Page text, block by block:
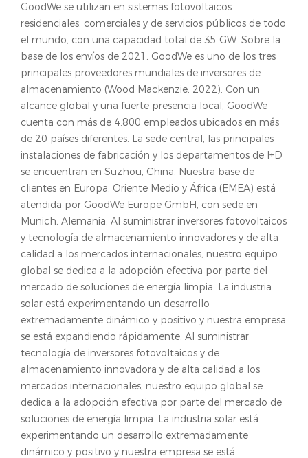
GoodWe se utilizan en sistemas fotovoltaicos
residenciales, comerciales y de servicios públicos de todo
el mundo, con una capacidad total de 35 GW. Sobre la
base de los envíos de 2021, GoodWe es uno de los tres
principales proveedores mundiales de inversores de
almacenamiento (Wood Mackenzie, 2022). Con un
alcance global y una fuerte presencia local, GoodWe
cuenta con más de 4.800 empleados ubicados en más
de 20 países diferentes. La sede central, las principales
instalaciones de fabricación y los departamentos de I+D
se encuentran en Suzhou, China. Nuestra base de
clientes en Europa, Oriente Medio y África (EMEA) está
atendida por GoodWe Europe GmbH, con sede en
Munich, Alemania. Al suministrar inversores fotovoltaicos
y tecnología de almacenamiento innovadores y de alta
calidad a los mercados internacionales, nuestro equipo
global se dedica a la adopción efectiva por parte del
mercado de soluciones de energía limpia. La industria
solar está experimentando un desarrollo
extremadamente dinámico y positivo y nuestra empresa
se está expandiendo rápidamente. Al suministrar
tecnología de inversores fotovoltaicos y de
almacenamiento innovadora y de alta calidad a los
mercados internacionales, nuestro equipo global se
dedica a la adopción efectiva por parte del mercado de
soluciones de energía limpia. La industria solar está
experimentando un desarrollo extremadamente
dinámico y positivo y nuestra empresa se está